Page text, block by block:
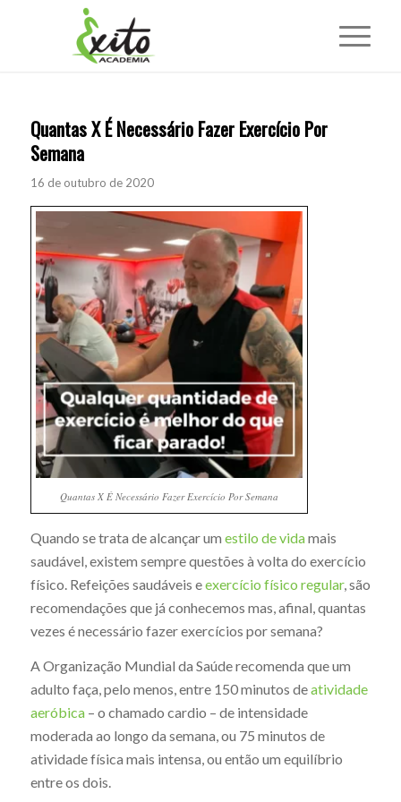
Quantas X É Necessário Fazer Exercício Por
Semana
16 de outubro de 2020
Quantas X É Necessário Fazer Exercício Por Semana
Quando se trata de alcançar um estilo de vidamais
saudável, existem sempre questões à volta do exercício
físico. Refeições saudáveis eexercício físico regular, são
recomendações que já conhecemos mas, afinal, quantas
vezes é necessário fazer exercícios por semana?
A Organização Mundial da Saúde recomenda que um
adulto faça, pelo menos, entre 150 minutos deatividade
aeróbica– o chamado cardio – de intensidade
moderada ao longo da semana, ou 75 minutos de
atividade física mais intensa, ou então um equilíbrio
entre os dois.